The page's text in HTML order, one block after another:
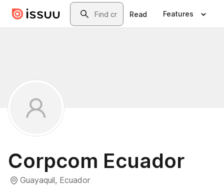
Skip to main contentSearch
Read Features
Corpcom Ecuador
Guayaquil, Ecuador